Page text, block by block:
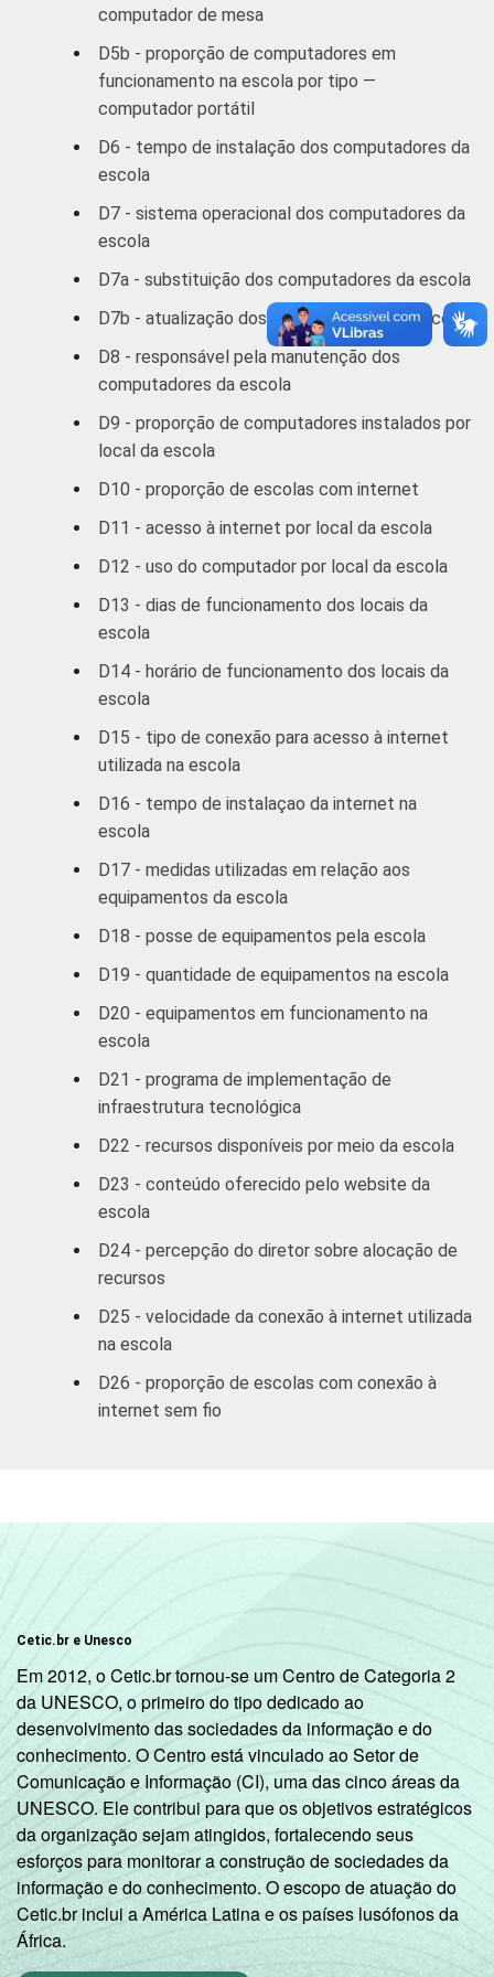
4Base: 385 escolas que possuem
computador instalado na sala dos
professores ou sala de reunião. Respostas
múltiplas e estimuladas.
computador instalado na sala do
coordenador pedagógico ou diretor.
Respostas múltiplas e estimuladas.
Base: 248 escolas que possuem
escola. Respostas múltiplas e estimuladas.
Fonte: NIC.br - out/dez 2011
computador de mesa
D5b - proporção de computadores em
funcionamento na escola por tipo —
computador portátil
D6 - tempo de instalação dos computadores da
escola
D7 - sistema operacional dos computadores da
escola
D7a - substituição dos computadores da escola
D7b - atualização dos computadores da escola
D8 - responsável pela manutenção dos
computadores da escola
D9 - proporção de computadores instalados por
local da escola
D10 - proporção de escolas com internet
D11 - acesso à internet por local da escola
D12 - uso do computador por local da escola
D13 - dias de funcionamento dos locais da
escola
D14 - horário de funcionamento dos locais da
escola
D15 - tipo de conexão para acesso à internet
utilizada na escola
D16 - tempo de instalaçao da internet na
escola
D17 - medidas utilizadas em relação aos
equipamentos da escola
D18 - posse de equipamentos pela escola
D19 - quantidade de equipamentos na escola
D20 - equipamentos em funcionamento na
escola
D21 - programa de implementação de
infraestrutura tecnológica
D22 - recursos disponíveis por meio da escola
D23 - conteúdo oferecido pelo website da
escola
D24 - percepção do diretor sobre alocação de
recursos
D25 - velocidade da conexão à internet utilizada
na escola
D26 - proporção de escolas com conexão à
internet sem fio
Cetic.br e Unesco
Em 2012, o Cetic.br tornou-se um Centro de Categoria 2
da UNESCO, o primeiro do tipo dedicado ao
desenvolvimento das sociedades da informação e do
conhecimento. O Centro está vinculado ao Setor de
Comunicação e Informação (CI), uma das cinco áreas da
UNESCO. Ele contribui para que os objetivos estratégicos
da organização sejam atingidos, fortalecendo seus
esforços para monitorar a construção de sociedades da
informação e do conhecimento. O escopo de atuação do
Cetic.br inclui a América Latina e os países lusófonos da
África.